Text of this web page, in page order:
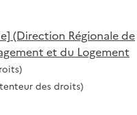
(Direction Régionale de
et du Logement
des droits)